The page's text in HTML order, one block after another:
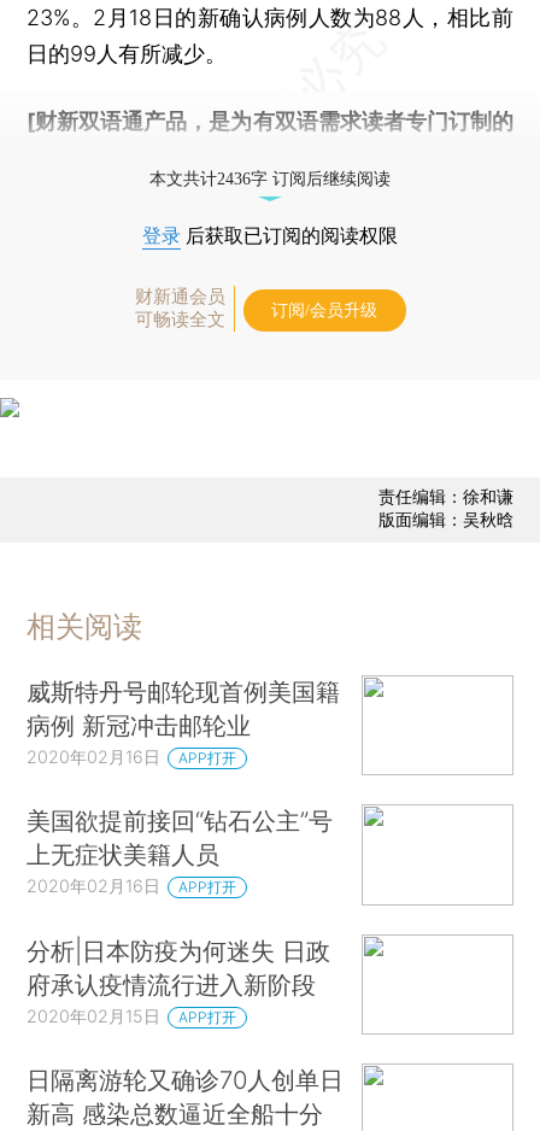
23%。2月18日的新确认病例人数为88人，相比前
日的99人有所减少。
[财新双语通产品，是为有双语需求读者专门订制的
本文共计2436字 订阅后继续阅读
登录 后获取已订阅的阅读权限
财新通会员
可畅读全文
订阅/会员升级
责任编辑：徐和谦
版面编辑：吴秋晗
相关阅读
威斯特丹号邮轮现首例美国籍
病例 新冠冲击邮轮业
2020年02月16日 APP打开
美国欲提前接回“钻石公主”号
上无症状美籍人员
2020年02月16日 APP打开
分析|日本防疫为何迷失 日政
府承认疫情流行进入新阶段
2020年02月15日 APP打开
日隔离游轮又确诊70人创单日
新高 感染总数逼近全船十分